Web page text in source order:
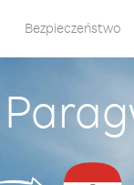
Bezpieczeństwo